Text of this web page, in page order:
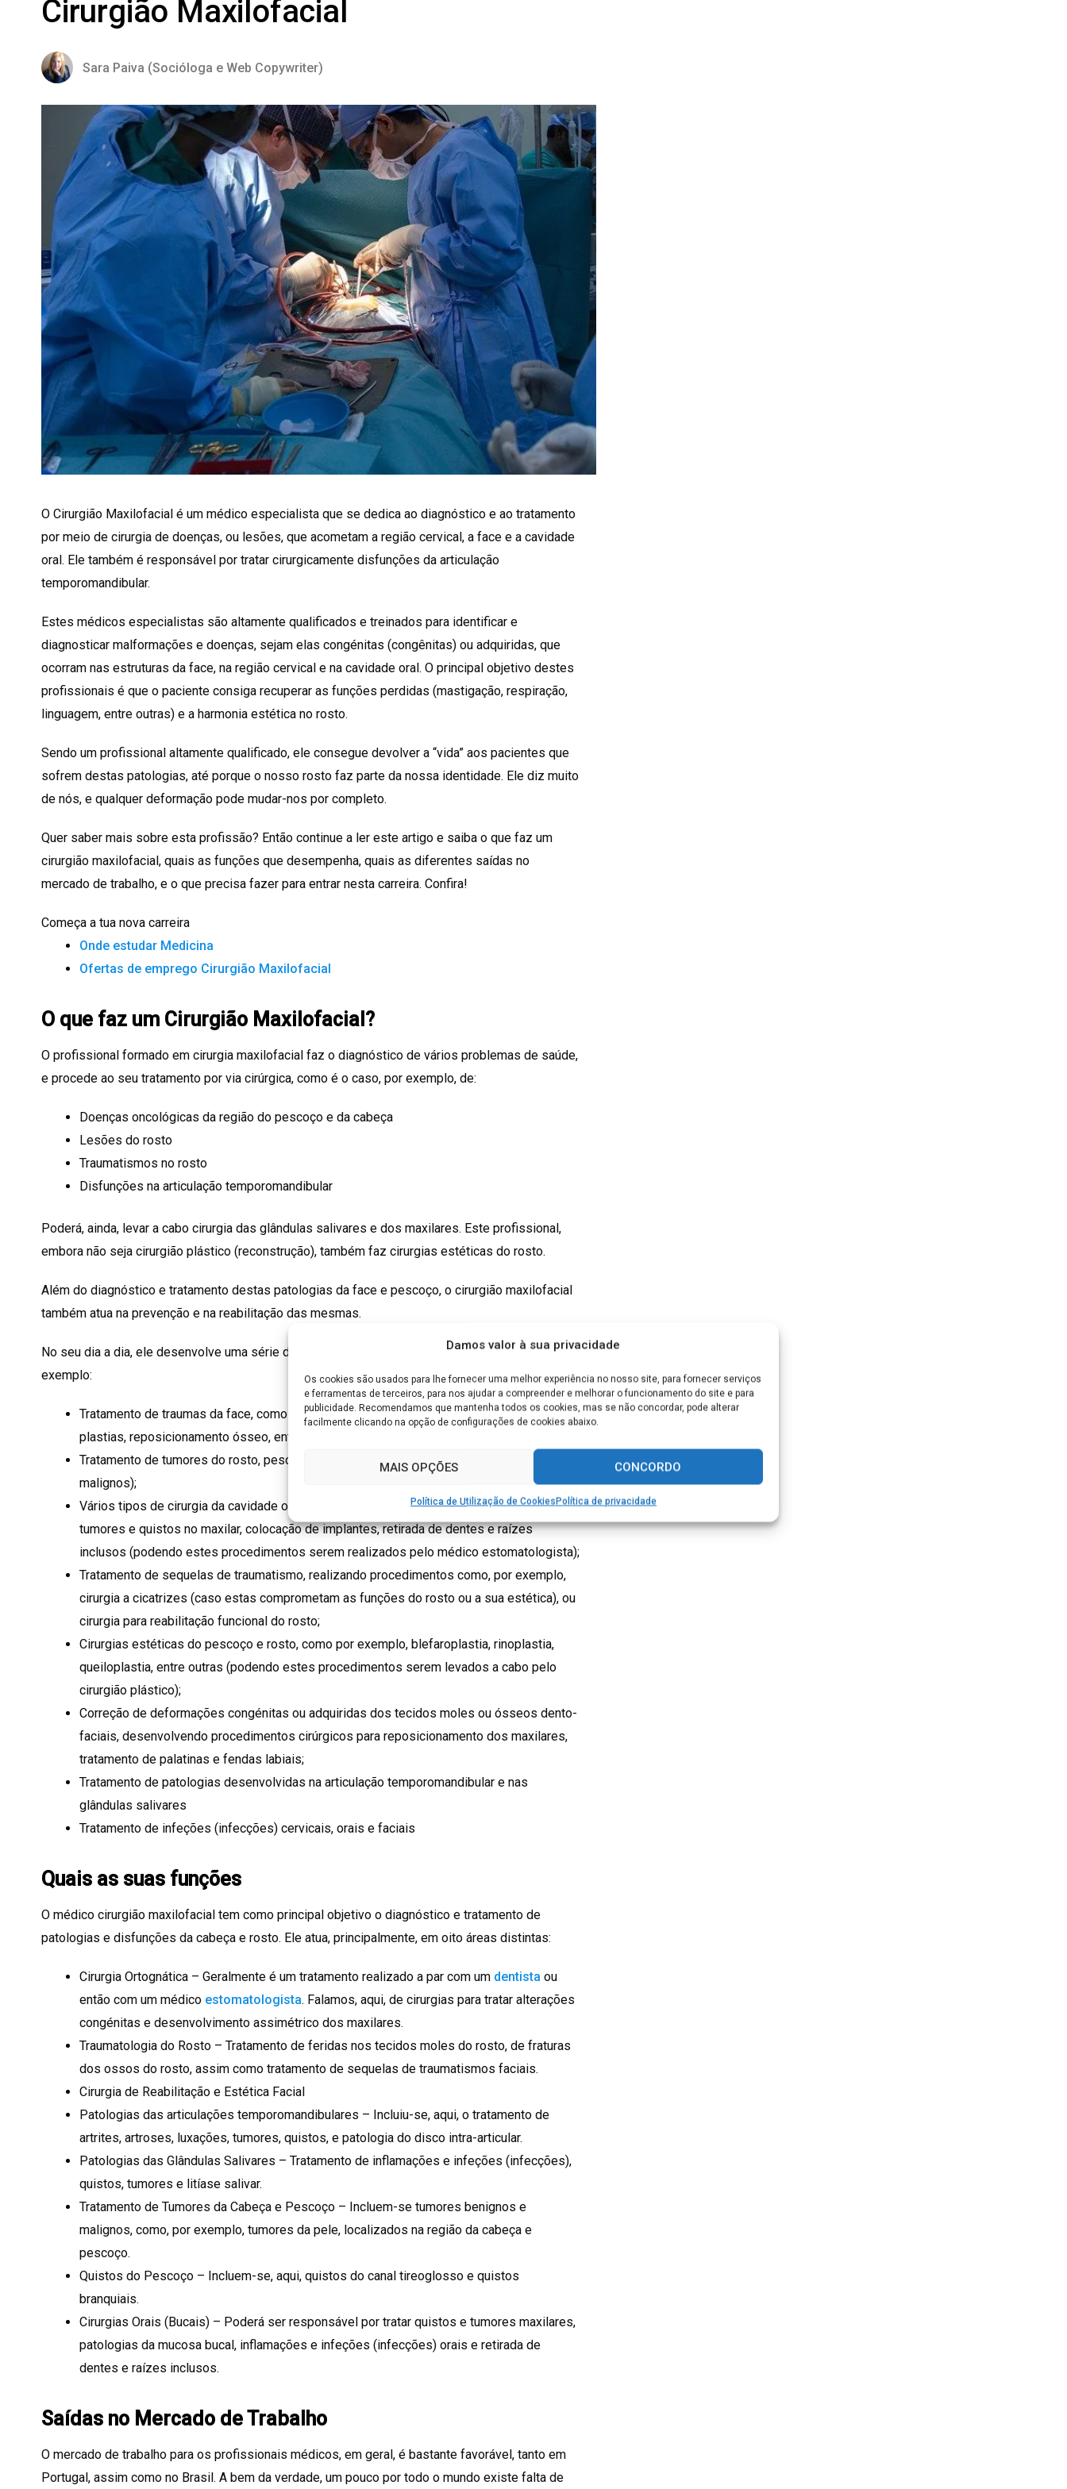
Damos valor à sua privacidade
Os cookies são usados para lhe fornecer uma melhor experiência no nosso site, para fornecer serviços
e ferramentas de terceiros, para nos ajudar a compreender e melhorar o funcionamento do site e para
publicidade. Recomendamos que mantenha todos os cookies, mas se não concordar, pode alterar
facilmente clicando na opção de configurações de cookies abaixo.
CONCORDO
MAIS OPÇÕES
Política de Utilização de CookiesPolítica de privacidade
Cirurgião Maxilofacial
Sara Paiva (Socióloga e Web Copywriter)
O Cirurgião Maxilofacial é um médico especialista que se dedica ao diagnóstico e ao tratamento
por meio de cirurgia de doenças, ou lesões, que acometam a região cervical, a face e a cavidade
oral. Ele também é responsável por tratar cirurgicamente disfunções da articulação
temporomandibular.
Estes médicos especialistas são altamente qualificados e treinados para identificar e
diagnosticar malformações e doenças, sejam elas congénitas (congênitas) ou adquiridas, que
ocorram nas estruturas da face, na região cervical e na cavidade oral. O principal objetivo destes
profissionais é que o paciente consiga recuperar as funções perdidas (mastigação, respiração,
linguagem, entre outras) e a harmonia estética no rosto.
Sendo um profissional altamente qualificado, ele consegue devolver a “vida” aos pacientes que
sofrem destas patologias, até porque o nosso rosto faz parte da nossa identidade. Ele diz muito
de nós, e qualquer deformação pode mudar-nos por completo.
Quer saber mais sobre esta profissão? Então continue a ler este artigo e saiba o que faz um
cirurgião maxilofacial, quais as funções que desempenha, quais as diferentes saídas no
mercado de trabalho, e o que precisa fazer para entrar nesta carreira. Confira!
Começa a tua nova carreira
Onde estudar Medicina
Ofertas de emprego Cirurgião Maxilofacial
O que faz um Cirurgião Maxilofacial?
O profissional formado em cirurgia maxilofacial faz o diagnóstico de vários problemas de saúde,
e procede ao seu tratamento por via cirúrgica, como é o caso, por exemplo, de:
Doenças oncológicas da região do pescoço e da cabeça
Lesões do rosto
Traumatismos no rosto
Disfunções na articulação temporomandibular
Poderá, ainda, levar a cabo cirurgia das glândulas salivares e dos maxilares. Este profissional,
embora não seja cirurgião plástico (reconstrução), também faz cirurgias estéticas do rosto.
Além do diagnóstico e tratamento destas patologias da face e pescoço, o cirurgião maxilofacial
também atua na prevenção e na reabilitação das mesmas.
No seu dia a dia, ele desenvolve uma série de práticas clínicas, dentre as quais se destacam, por
exemplo:
Tratamento de traumas da face, como por exemplo feridas e fraturas. Ele realiza suturas,
plastias, reposicionamento ósseo, entre outros procedimentos necessários;
Tratamento de tumores do rosto, pescoço, pele cervico-facial, cavidade oral (benignos e
malignos);
Vários tipos de cirurgia da cavidade oral, como por exemplo: cirurgia para retirada de
tumores e quistos no maxilar, colocação de implantes, retirada de dentes e raízes
inclusos (podendo estes procedimentos serem realizados pelo médico estomatologista);
Tratamento de sequelas de traumatismo, realizando procedimentos como, por exemplo,
cirurgia a cicatrizes (caso estas comprometam as funções do rosto ou a sua estética), ou
cirurgia para reabilitação funcional do rosto;
Cirurgias estéticas do pescoço e rosto, como por exemplo, blefaroplastia, rinoplastia,
queiloplastia, entre outras (podendo estes procedimentos serem levados a cabo pelo
cirurgião plástico);
Correção de deformações congénitas ou adquiridas dos tecidos moles ou ósseos dento-
faciais, desenvolvendo procedimentos cirúrgicos para reposicionamento dos maxilares,
tratamento de palatinas e fendas labiais;
Tratamento de patologias desenvolvidas na articulação temporomandibular e nas
glândulas salivares
Tratamento de infeções (infecções) cervicais, orais e faciais
Quais as suas funções
O médico cirurgião maxilofacial tem como principal objetivo o diagnóstico e tratamento de
patologias e disfunções da cabeça e rosto. Ele atua, principalmente, em oito áreas distintas:
Cirurgia Ortognática – Geralmente é um tratamento realizado a par com um dentista ou
então com um médico estomatologista. Falamos, aqui, de cirurgias para tratar alterações
congénitas e desenvolvimento assimétrico dos maxilares.
Traumatologia do Rosto – Tratamento de feridas nos tecidos moles do rosto, de fraturas
dos ossos do rosto, assim como tratamento de sequelas de traumatismos faciais.
Cirurgia de Reabilitação e Estética Facial
Patologias das articulações temporomandibulares – Incluiu-se, aqui, o tratamento de
artrites, artroses, luxações, tumores, quistos, e patologia do disco intra-articular.
Patologias das Glândulas Salivares – Tratamento de inflamações e infeções (infecções),
quistos, tumores e litíase salivar.
Tratamento de Tumores da Cabeça e Pescoço – Incluem-se tumores benignos e
malignos, como, por exemplo, tumores da pele, localizados na região da cabeça e
pescoço.
Quistos do Pescoço – Incluem-se, aqui, quistos do canal tireoglosso e quistos
branquiais.
Cirurgias Orais (Bucais) – Poderá ser responsável por tratar quistos e tumores maxilares,
patologias da mucosa bucal, inflamações e infeções (infecções) orais e retirada de
dentes e raízes inclusos.
Saídas no Mercado de Trabalho
O mercado de trabalho para os profissionais médicos, em geral, é bastante favorável, tanto em
Portugal, assim como no Brasil. A bem da verdade, um pouco por todo o mundo existe falta de